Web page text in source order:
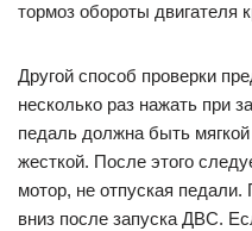
тормоз обороты двигателя
Другой способ проверки
несколько раз нажать при
педаль должна быть
жесткой. После этого
мотор, не отпуская
вниз после запуска ДВС.